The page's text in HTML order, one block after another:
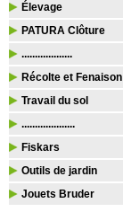
Élevage
PATURA Clôture
...................
Récolte et Fenaison
Travail du sol
....................
Fiskars
Outils de jardin
Jouets Bruder